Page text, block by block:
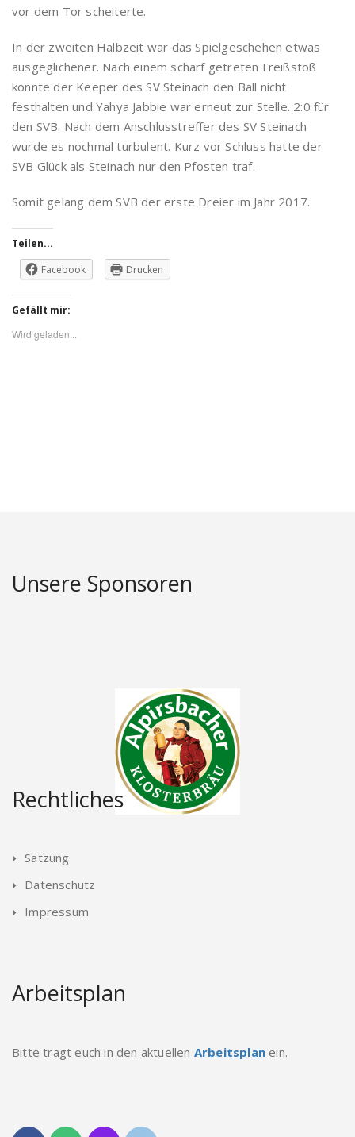
vor dem Tor scheiterte.
In der zweiten Halbzeit war das Spielgeschehen etwas
ausgeglichener. Nach einem scharf getreten Freißstoß
konnte der Keeper des SV Steinach den Ball nicht
festhalten und Yahya Jabbie war erneut zur Stelle. 2:0 für
den SVB. Nach dem Anschlusstreffer des SV Steinach
wurde es nochmal turbulent. Kurz vor Schluss hatte der
SVB Glück als Steinach nur den Pfosten traf.
Somit gelang dem SVB der erste Dreier im Jahr 2017.
Teilen...
Facebook
Drucken
Gefällt mir:
Wird geladen...
Unsere Sponsoren
Rechtliches
Satzung
Datenschutz
Impressum
Arbeitsplan
Bitte tragt euch in den aktuellen Arbeitsplan ein.